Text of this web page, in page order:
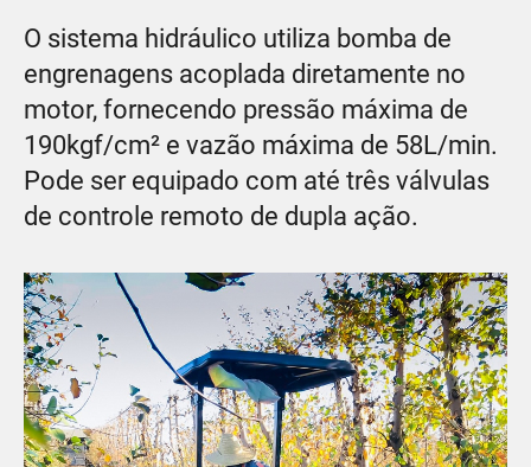
O sistema hidráulico utiliza bomba de
engrenagens acoplada diretamente no
motor, fornecendo pressão máxima de
190kgf/cm² e vazão máxima de 58L/min.
Pode ser equipado com até três válvulas
de controle remoto de dupla ação.